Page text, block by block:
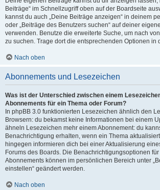
Beiträge“ im Schnellzugriff oben auf der Boardseite
kannst du auch „Deine Beiträge anzeigen“ in deinem
oder „Beiträge des Benutzers suchen“ auf deiner
verwenden. Benutze die erweiterte Suche, um nach
zu suchen. Trage dort die entsprechenden Optionen in
Nach oben
Abonnements und Lesezeichen
Was ist der Unterschied zwischen einem
Abonnements für ein Thema oder Forum?
In phpBB 3.0 funktionierten Lesezeichen ähnlich den
Browsern: du bekamst keine Informationen bei einem
ähneln Lesezeichen mehr einem Abonnement: du
Benachrichtigung erhalten, wenn ein Thema
hingegen informieren dich bei einer Aktualisierung
Forums des Boards. Die Benachrichtigungsoptionen
Abonnements können im persönlichen Bereich unter
einstellen“ geändert werden.
Nach oben